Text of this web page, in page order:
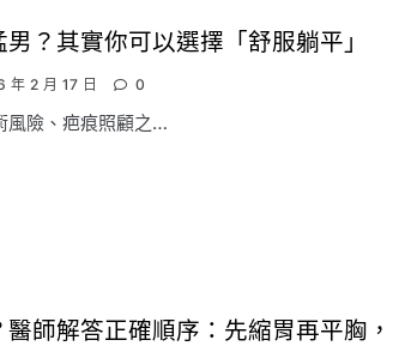
？其實你可以選擇「舒服躺平」
年 2 月 17 日 0
風險、疤痕照顧之…
師解答正確順序：先縮胃再平胸，